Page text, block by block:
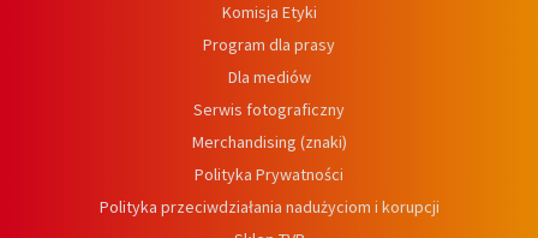
Komisja Etyki
Program dla prasy
Dla mediów
Serwis fotograficzny
Merchandising (znaki)
Polityka Prywatności
Polityka przeciwdziałania nadużyciom i korupcji